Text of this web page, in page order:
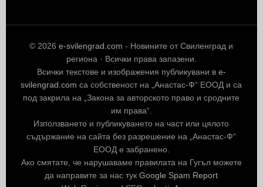
© 2026e-svilengrad.com - Новините от Свиленград и
региона · Всички права запазени.
Всички текстове и изображения публикувани в e-
svilengrad.com са собственост на „Анастас-Ф“ ЕООД и са
под закрила на „Закона за авторското право и сродните
им права“.
Използването и публикуването на част или цялото
съдържание на сайта без разрешение на „Анастас-Ф“
ЕООД е забранено.
Ако смятате, че нарушаваме правилата на Гугъл можете
да направите за нас тукGoogle Spam Report